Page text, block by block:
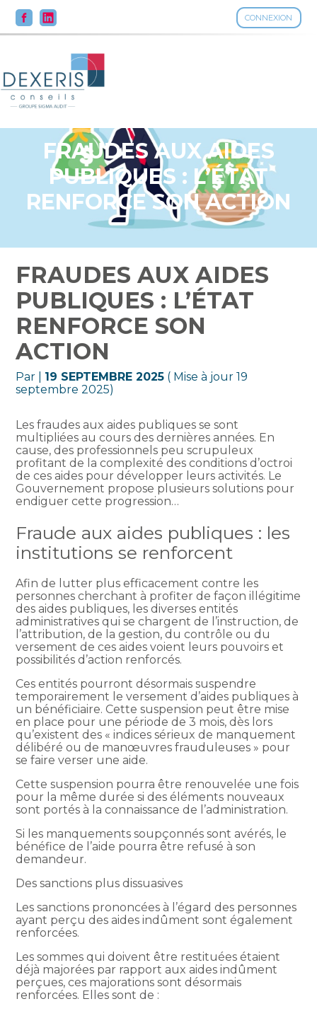
CONNEXION
Aller
au
contenu
FRAUDES AUX AIDES
PUBLIQUES : L’ÉTAT
RENFORCE SON ACTION
FRAUDES AUX AIDES
PUBLIQUES : L’ÉTAT
RENFORCE SON
ACTION
Par 19 SEPTEMBRE 2025 ( Mise à jour 19
septembre 2025)
Les fraudes aux aides publiques se sont
multipliées au cours des dernières années. En
cause, des professionnels peu scrupuleux
profitant de la complexité des conditions d’octroi
de ces aides pour développer leurs activités. Le
Gouvernement propose plusieurs solutions pour
endiguer cette progression…
Fraude aux aides publiques : les
institutions se renforcent
Afin de lutter plus efficacement contre les
personnes cherchant à profiter de façon illégitime
des aides publiques, les diverses entités
administratives qui se chargent de l’instruction, de
l’attribution, de la gestion, du contrôle ou du
versement de ces aides voient leurs pouvoirs et
possibilités d’action renforcés.
Ces entités pourront désormais suspendre
temporairement le versement d’aides publiques à
un bénéficiaire. Cette suspension peut être mise
en place pour une période de 3 mois, dès lors
qu’existent des « indices sérieux de manquement
délibéré ou de manœuvres frauduleuses » pour
se faire verser une aide.
Cette suspension pourra être renouvelée une fois
pour la même durée si des éléments nouveaux
sont portés à la connaissance de l’administration.
Si les manquements soupçonnés sont avérés, le
bénéfice de l’aide pourra être refusé à son
demandeur.
Des sanctions plus dissuasives
Les sanctions prononcées à l’égard des personnes
ayant perçu des aides indûment sont également
renforcées.
Les sommes qui doivent être restituées étaient
déjà majorées par rapport aux aides indûment
perçues, ces majorations sont désormais
renforcées. Elles sont de :